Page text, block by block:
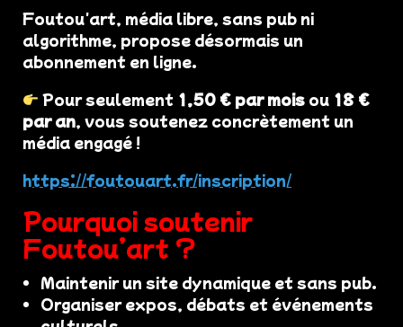
Foutou'art, média libre, sans pub ni
algorithme, propose désormais un
abonnement en ligne.
Pour seulement 1,50 € par mois ou 18 €
par an, vous soutenez concrètement un
média engagé !
https://foutouart.fr/inscription/
Pourquoi soutenir
Foutou’art ?
Maintenir un site dynamique et sans pub.
Organiser expos, débats et événements